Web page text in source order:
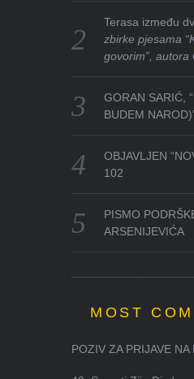
Terasa između
zbirke pjesama
govorim”, autora
GORAN SARIĆ,
BUDEM
OBJAVLJEN
102
PISMO
ARSENIJEVIĆA
MOST
POZIV ZA PRIJAVE NA